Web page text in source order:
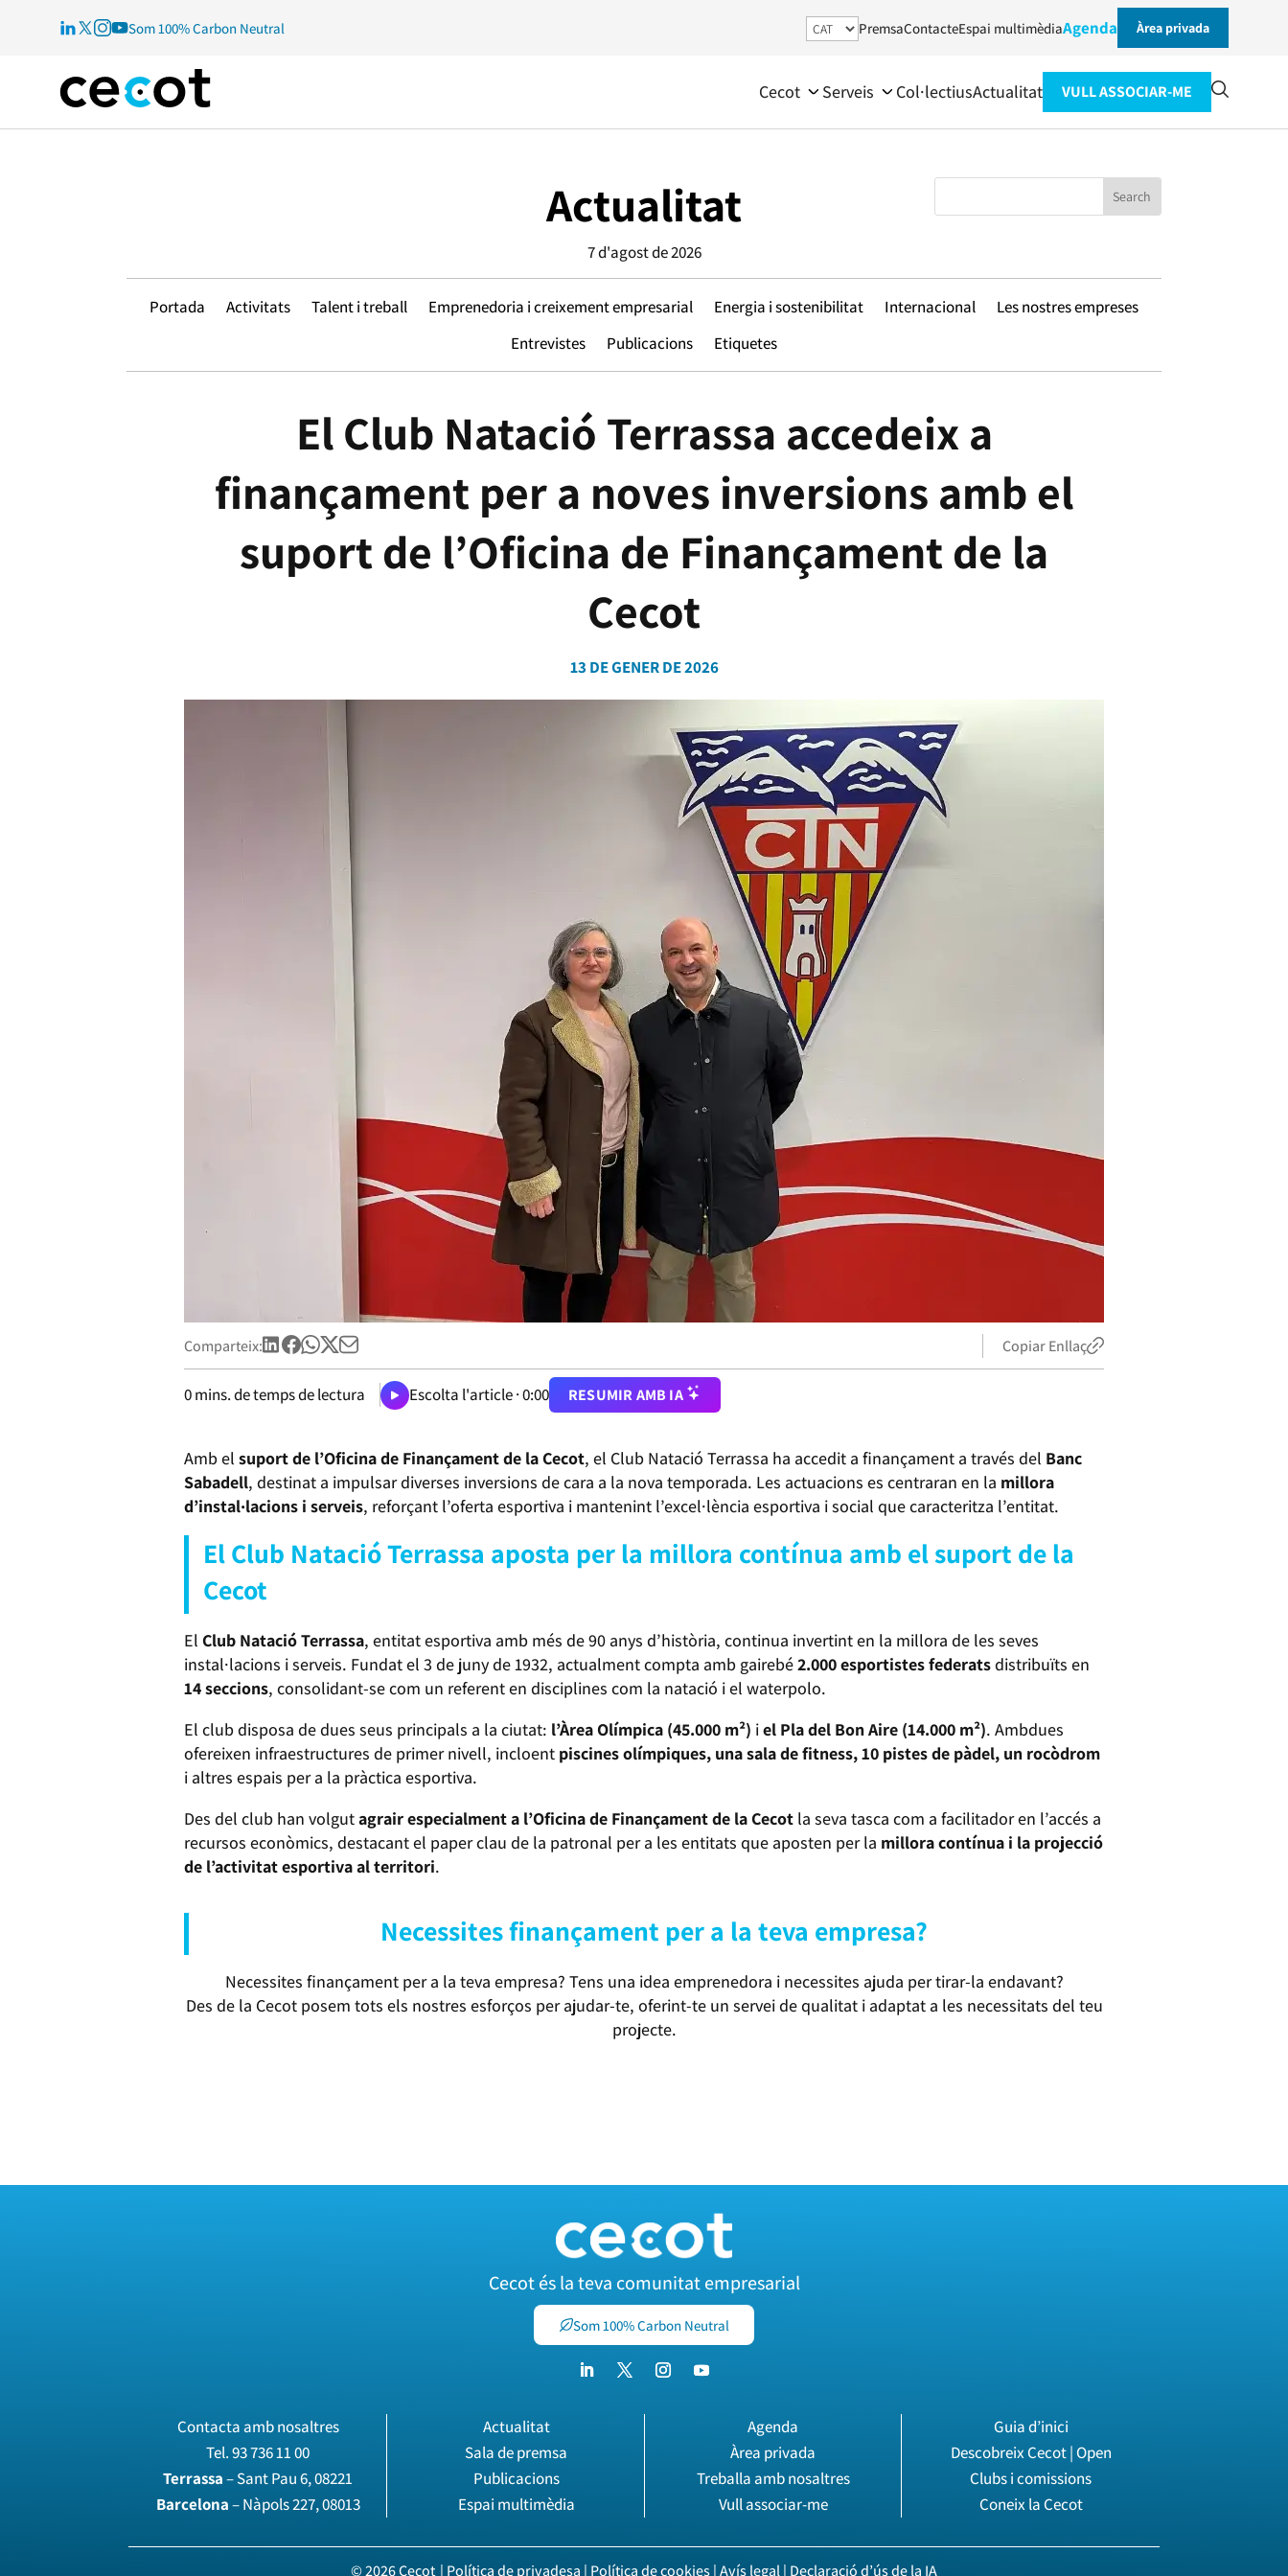
Som 100% Carbon Neutral PremsaContacteEspai multimèdiaAgenda Àrea privada
Cecot Serveis Col·lectiusActualitat VULL ASSOCIAR-ME
Actualitat
7 d'agost de 2026
Portada Activitats Talent i treball Emprenedoria i creixement empresarial Energia i sostenibilitat Internacional
Les nostres empreses
Entrevistes
Publicacions Etiquetes
El Club Natació Terrassa accedeix a
finançament per a noves inversions amb el
suport de l’Oficina de Finançament de la
Cecot
13 DE GENER DE 2026
Comparteix: Copiar Enllaç
0mins. de temps de lectura Escolta l'article ·0:00 RESUMIR AMB IA
Amb el suport de l’Oficina de Finançament de la Cecot, el Club Natació Terrassa ha accedit a finançament a través del Banc
Sabadell, destinat a impulsar diverses inversions de cara a la nova temporada. Les actuacions es centraran en la millora
d’instal·lacions i serveis, reforçant l’oferta esportiva i mantenint l’excel·lència esportiva i social que caracteritza l’entitat.
El Club Natació Terrassa aposta per la millora contínua amb el suport de la
Cecot
El Club Natació Terrassa, entitat esportiva amb més de 90 anys d’història, continua invertint en la millora de les seves
instal·lacions i serveis. Fundat el 3 de juny de 1932, actualment compta amb gairebé2.000 esportistes federatsdistribuïts en
14 seccions, consolidant-se com un referent en disciplines com la natació i el waterpolo.
El club disposa de dues seus principals a la ciutat: l’Àrea Olímpica (45.000 m²) iel Pla del Bon Aire (14.000 m²). Ambdues
ofereixen infraestructures de primer nivell, incloent piscines olímpiques, una sala de fitness, 10 pistes de pàdel, un rocòdrom
i altres espais per a la pràctica esportiva.
Des del club han volgutagrair especialment a l’Oficina de Finançament de la Cecot la seva tasca com a facilitador en l’accés a
recursos econòmics, destacant el paper clau de la patronal per a les entitats que aposten per la millora contínua i la projecció
de l’activitat esportiva al territori.
Necessites finançament per a la teva empresa?
Necessites finançament per a la teva empresa? Tens una idea emprenedora i necessites ajuda per tirar-la endavant?
Des de la Cecot posem tots els nostres esforços per ajudar-te, oferint-te un servei de qualitat i adaptat a les necessitats del teu
projecte.
Cecot és la teva comunitat empresarial
Som 100% Carbon Neutral
Contacta amb nosaltres
Tel.93 736 11 00
Terrassa– Sant Pau 6, 08221
Barcelona– Nàpols 227, 08013
Actualitat
Sala de premsa
Publicacions
Espai multimèdia
Agenda
Àrea privada
Treballa amb nosaltres
Vull associar-me
Guia d’inici
Descobreix Cecot | Open
Clubs i comissions
Coneix la Cecot
© 2026 Cecot | Política de privadesa | Política de cookies|Avís legal| Declaració d’ús de la IA